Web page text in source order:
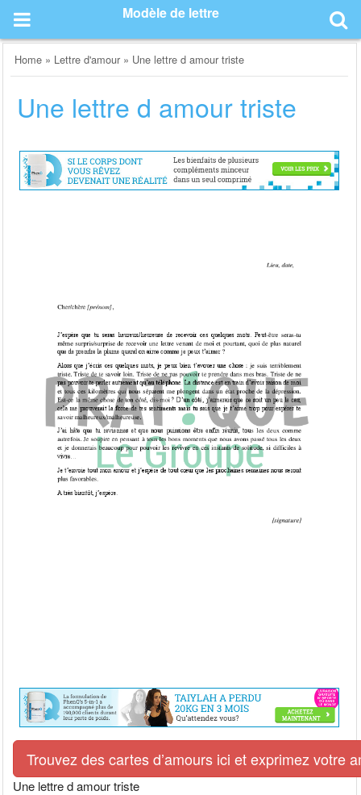
content
Modèle de lettre
Home » Lettre d'amour » Une lettre d amour triste
Une lettre d amour triste
Trouvez des cartes d’amours ici et exprimez votre
Une lettre d amour triste